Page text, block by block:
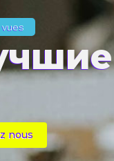
vues
nous